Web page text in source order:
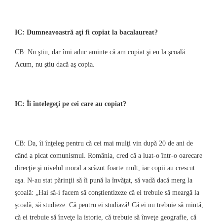
IC: Dumneavoastră aţi fi copiat la bacalaureat?
CB: Nu ştiu, dar îmi aduc aminte că am copiat şi eu la şcoală.
Acum, nu ştiu dacă aş copia.
IC: Îi întelegeţi pe cei care au copiat?
CB: Da, îi înţeleg pentru că cei mai mulţi vin după 20 de ani de
când a picat comunismul. România, cred că a luat-o într-o oarecare
direcţie şi nivelul moral a scăzut foarte mult, iar copii au crescut
aşa. N-au stat părinţii să îi pună la învăţat, să vadă dacă merg la
şcoală: „Hai să-i facem să conştientizeze că ei trebuie să meargă la
şcoală, să studieze. Că pentru ei studiază! Că ei nu trebuie să mintă,
că ei trebuie să înveţe la istorie, că trebuie să înveţe geografie, că